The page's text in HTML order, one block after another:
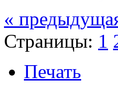
«
Страницы: 1
Печать